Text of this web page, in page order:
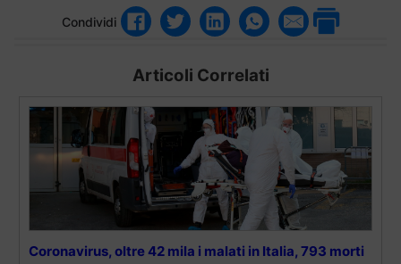
Condividi
Articoli Correlati
Coronavirus, oltre 42 mila i malati in Italia, 793 morti